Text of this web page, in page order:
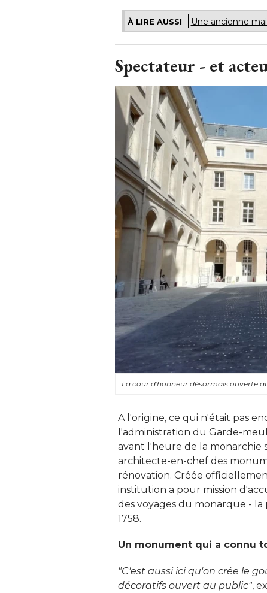
À LIRE AUSSI Une ancienne
Spectateur - et
La cour d'honneur désormais ouverte
A l'origine, ce qui n'était pas
l'administration du Garde-
avant l'heure de la monarchie
architecte-en-chef des
rénovation. Créée
institution a pour mission
des voyages du monarque -
1758.
Un monument qui a connu
"C'est aussi ici qu'on crée le
décoratifs ouvert au public",